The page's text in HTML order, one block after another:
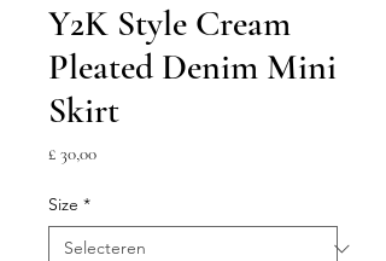
Y2K Style Cream
Pleated Denim Mini
Skirt
£ 30,00Prijs
Size *